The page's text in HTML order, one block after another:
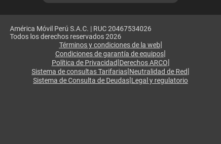
América Móvil Perú S.A.C. | RUC 20467534026
Todos los derechos reservados 2026
Términos y condiciones de la web|
Condiciones de garantía de equipos|
Política de Privacidad|Derechos ARCO|
Sistema de consultas Tarifarias|Neutralidad de Red|
Sistema de Consulta de Deudas|Legal y regulatorio